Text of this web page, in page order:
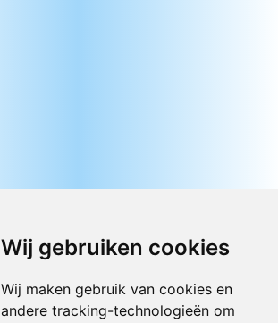
Wij gebruiken cookies
Wij maken gebruik van cookies en
andere tracking-technologieën om